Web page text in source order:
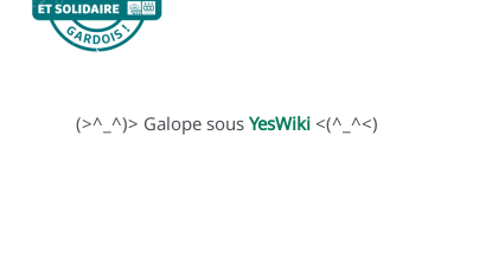
(>^_^)> Galope sous YesWiki<(^_^<)